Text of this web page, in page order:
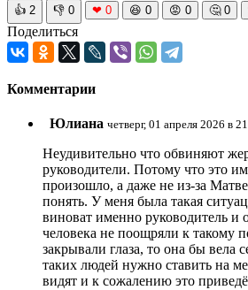
👍 2 👎 0 ❤ 0 😆 0 😡 0 🤔 0
Поделиться
Комментарии
Юлиана четверг, 01 апреля 2026 в
Неудивительно что обвиняют
руководители. Потому что это
произошло, а даже не из-за
понять. У меня была такая
виноват именно руководитель
человека не поощряли к такому
закрывали глаза, то она бы вела
таких людей нужно ставить на
видят и к сожалению это